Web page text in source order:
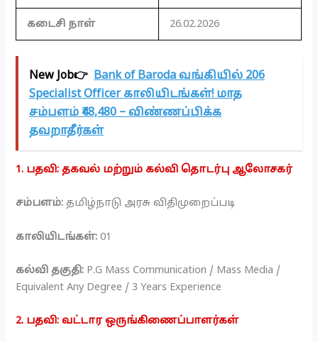
கடைசி நாள் 26.02.2026
New Job👉 Bank of Baroda வங்கியில் 206
Specialist Officer காலியிடங்கள்! மாத
சம்பளம் ₹48,480 – விண்ணப்பிக்க
தவறாதீர்கள்
1. பதவி: தகவல் மற்றும் கல்வி தொடர்பு ஆலோசகர்
சம்பளம்: தமிழ்நாடு அரசு விதிமுறைப்படி
காலியிடங்கள்: 01
கல்வி தகுதி: P.G Mass Communication / Mass Media /
Equivalent Any Degree / 3 Years Experience
2. பதவி: வட்டார ஒருங்கிணைப்பாளர்கள்